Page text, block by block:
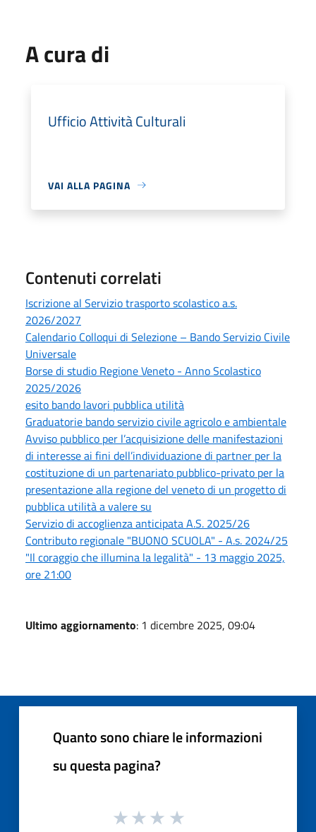
A cura di
Ufficio Attività Culturali
VAI ALLA PAGINA
Contenuti correlati
Iscrizione al Servizio trasporto scolastico a.s.
2026/2027
Calendario Colloqui di Selezione – Bando Servizio Civile
Universale
Borse di studio Regione Veneto - Anno Scolastico
2025/2026
esito bando lavori pubblica utilità
Graduatorie bando servizio civile agricolo e ambientale
Avviso pubblico per l’acquisizione delle manifestazioni
di interesse ai fini dell’individuazione di partner per la
costituzione di un partenariato pubblico-privato per la
presentazione alla regione del veneto di un progetto di
pubblica utilità a valere su
Servizio di accoglienza anticipata A.S. 2025/26
Contributo regionale "BUONO SCUOLA" - A.s. 2024/25
"Il coraggio che illumina la legalità" - 13 maggio 2025,
ore 21:00
Ultimo aggiornamento: 1 dicembre 2025, 09:04
Quanto sono chiare le informazioni
su questa pagina?